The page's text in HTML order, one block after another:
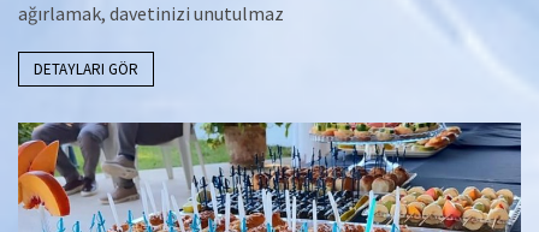
ağırlamak, davetinizi unutulmaz
DETAYLARI GÖR